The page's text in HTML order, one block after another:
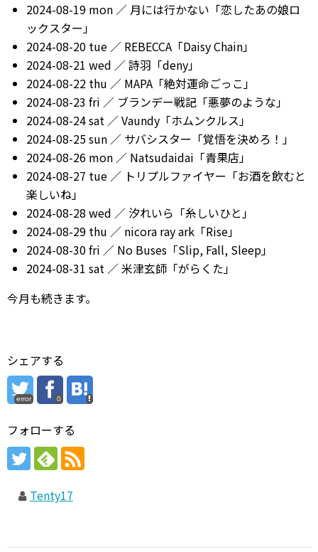
2024-08-19 mon ／ 月には行かない「恋したあの娘ロ
ックスター」
2024-08-20 tue ／ REBECCA「Daisy Chain」
2024-08-21 wed ／ 詩羽「deny」
2024-08-22 thu ／ MAPA「絶対運命ごっこ」
2024-08-23 fri ／ ブランデー戦記「悪夢のような」
2024-08-24 sat ／ Vaundy「ホムンクルス」
2024-08-25 sun ／ サバシスター「覚悟を決めろ！」
2024-08-26 mon ／ Natsudaidai「青果店」
2024-08-27 tue ／ トリプルファイヤー「お酒を飲むと
楽しいね」
2024-08-28 wed ／ 汐れいら「糸しいひと」
2024-08-29 thu ／ nicora ray ark「Rise」
2024-08-30 fri ／ No Buses「Slip, Fall, Sleep」
2024-08-31 sat ／ 米津玄師「がらくた」
今月も続きます。
シェアする
error 0
フォローする
Tenty17